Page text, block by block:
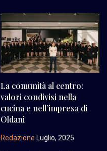
La comunità al centro:
valori condivisi nella
cucina e nell’impresa di
Oldani
Redazione Luglio, 2025